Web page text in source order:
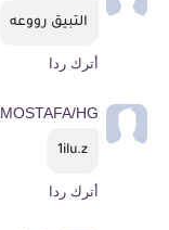
التبيق رووعه
أترك ردا
MOSTAFA/HG/
1ilu.z
أترك ردا